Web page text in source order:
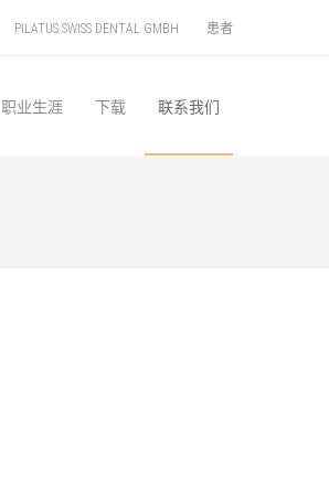
患者
PILATUS SWISS DENTAL GMBH
职业生涯 下载 联系我们